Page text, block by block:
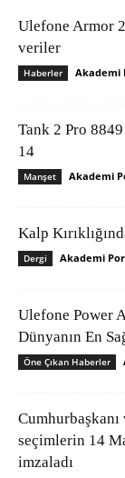
Ulefone Armor
veriler
Haberler Akademi
Tank 2 Pro
14
Manşet Akademi
Kalp
Dergi Akademi
Ulefone Power
Dünyanın En
Öne Çıkan Haberler
Cumhurbaşkanı
seçimlerin 14
imzaladı